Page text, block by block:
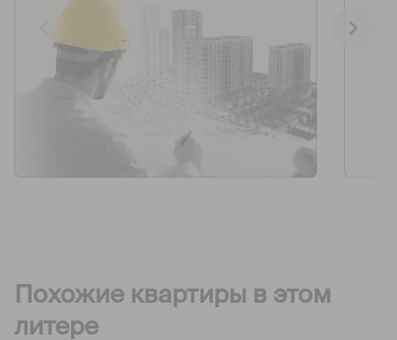
Похожие квартиры в этом
литере